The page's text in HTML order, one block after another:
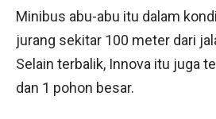
Minibus abu-abu itu dalam
jurang sekitar 100 meter dari
Selain terbalik, Innova itu juga
dan 1 pohon besar.